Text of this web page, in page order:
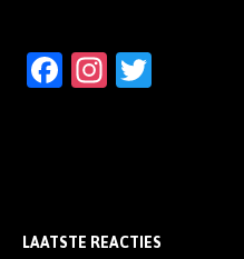
Facebook
Instagram
LAATSTE REACTIES